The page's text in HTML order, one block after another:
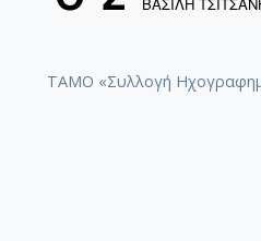
ΤΑΜΟ «Συλλογή